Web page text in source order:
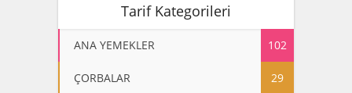
Tarif Kategorileri
ANA YEMEKLER 102
ÇORBALAR 29